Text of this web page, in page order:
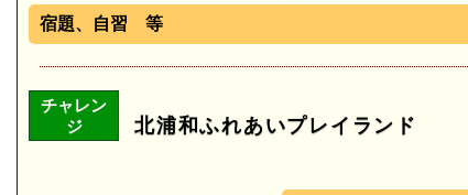
宿題、自習 等
チャレン
ジ
北浦和ふれあいプレイランド